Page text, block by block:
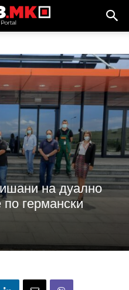
на дуално
германски